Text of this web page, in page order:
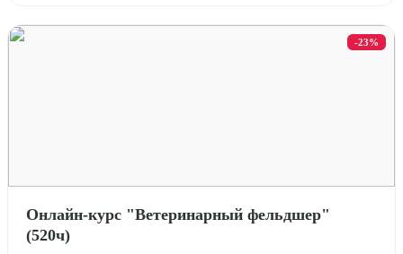
-23%
Онлайн-курс "Ветеринарный фельдшер"
(520ч)